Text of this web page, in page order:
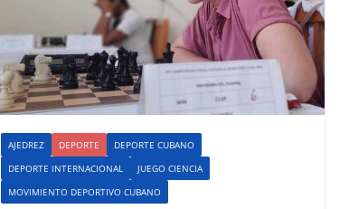
AJEDREZ DEPORTE
DEPORTE CUBANO
DEPORTE INTERNACIONAL
JUEGO CIENCIA
MOVIMIENTO DEPORTIVO CUBANO